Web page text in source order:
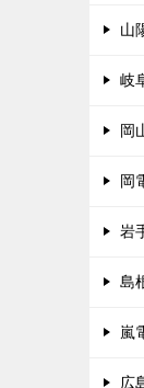
山
岐
岡
岡
岩
島
嵐
広